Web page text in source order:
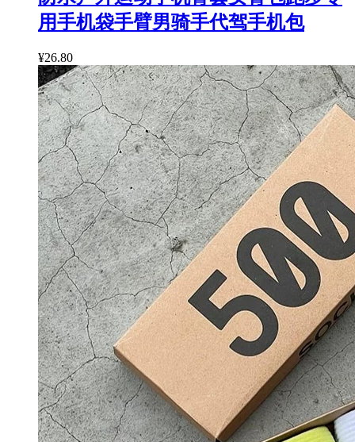
用手机袋手臂男骑手代驾手机包
¥26.80